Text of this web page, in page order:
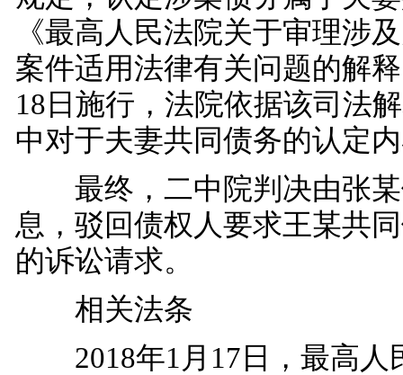
《最高人民法院关于审理涉
案件适用法律有关问题的解
18日施行，法院依据该司法
中对于夫妻共同债务的认定
最终，二中院判决由张某
息，驳回债权人要求王某共
的诉讼请求。
相关法条
2018年1月17日，最高人